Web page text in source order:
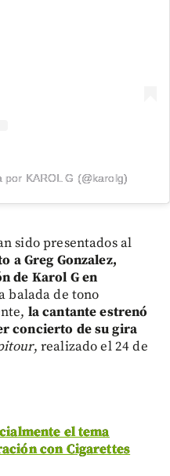
KAROL G (@karolg)
sido presentados al
a Greg Gonzalez,
de Karol G en
balada de tono
la cantante estrenó
concierto de su gira
, realizado el 24 de
el tema
con Cigarettes